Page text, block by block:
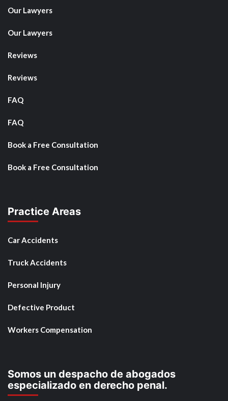
Our Lawyers
Our Lawyers
Reviews
Reviews
FAQ
FAQ
Book a Free Consultation
Book a Free Consultation
Practice Areas
Car Accidents
Truck Accidents
Personal Injury
Defective Product
Workers Compensation
Somos un despacho de abogados
especializado en derecho penal.